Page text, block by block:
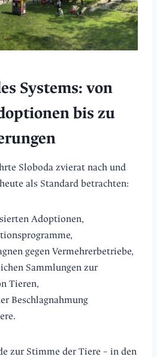
Systems: von
bis zu
Sloboda zvierat nach und
als Standard betrachten:
Adoptionen,
gegen Vermehrerbetriebe,
Sammlungen zur
Tieren,
Beschlagnahmung
zur Stimme der Tiere – in den